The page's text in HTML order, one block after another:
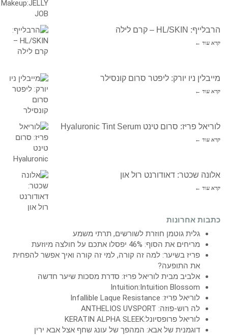
הרבלייף: HL/SKIN – קרם לילה
קרא עוד ←
מייבלין ניו יורק: ליפטר סרום קונסילר
קרא עוד ←
לוריאל פריז: סרום טינט Hyaluronic Tint Serum
קרא עוד ←
אלונה שכטר: דאודורנט רול און
קרא עוד ←
כתבות אחרונות
גלית גוטמן חוזרת לשורשים, תרתי משמע
מריחים את הסוף: 46% יפסלו אתכם על חולצה מיוזעת
פריז בשיער: למה זה קורה, למי זה קורה ואיך אפשר להפחית
את התופעה?
אלביב מבית לוריאל פריז: סדרת מסכות שיער חדשה
Intuition:Intuition Blossom
לוריאל פריז: Infallible Laque Resistance
לה רוש-פוזה: ANTHELIOS UVSPORT
לוריאל פרופסיונל:KERATIN ALPHA SLEEK
דוגמנית של אבא: המהפך של עונג שחף אצל אבא ירין